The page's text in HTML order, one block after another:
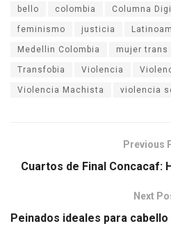
bello colombia Columna
feminismo justicia
Medellin Colombia mujer trans
Transfobia Violencia
Violencia Machista violencia
Previous
Cuartos de Final Concacaf:
Next
Peinados ideales para